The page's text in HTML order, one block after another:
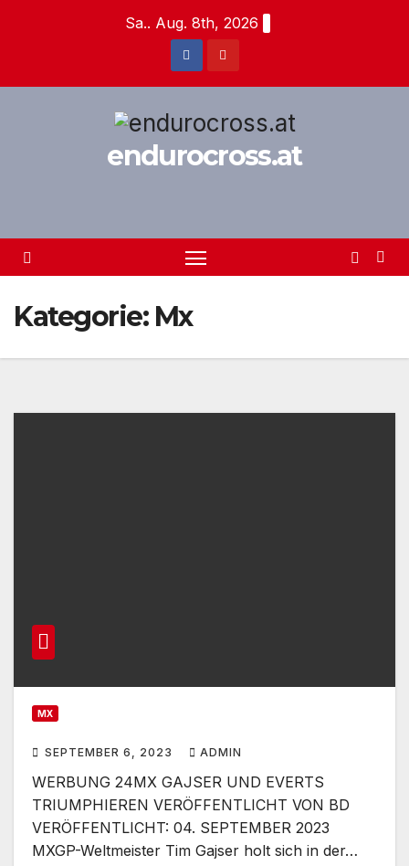
Sa.. Aug. 8th, 2026
endurocross.at
Kategorie: Mx
MX
SEPTEMBER 6, 2023 ADMIN
WERBUNG 24MX GAJSER UND EVERTS
TRIUMPHIEREN VERÖFFENTLICHT VON BD
VERÖFFENTLICHT: 04. SEPTEMBER 2023
MXGP-Weltmeister Tim Gajser holt sich in der…